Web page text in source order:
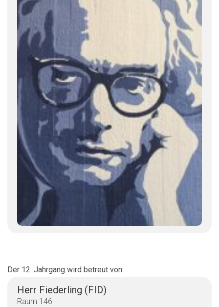
Der 12. Jahrgang wird betreut von:
Herr Fiederling (FID)
Raum 146